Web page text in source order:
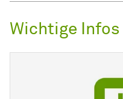
Wichtige Infos